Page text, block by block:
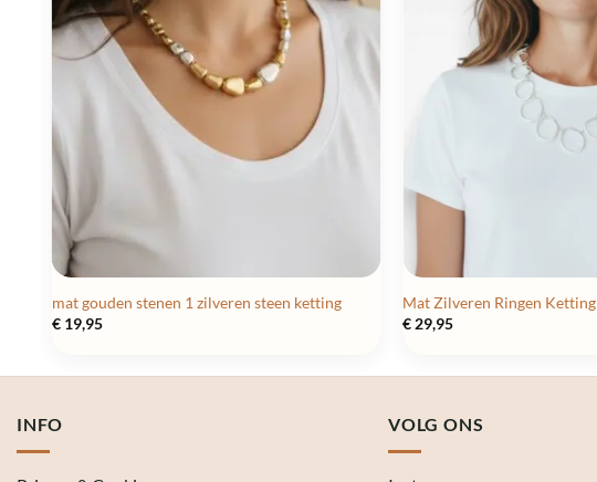
mat gouden stenen 1 zilveren steen ketting
€19,95
Mat Zilveren Ringen Ketting
€29,95
INFO VOLG ONS